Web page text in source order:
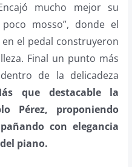
mucho mejor su
mosso”, donde el
el pedal construyeron
Final un punto más
de la delicadeza
que destacable la
Pérez, proponiendo
con elegancia
piano.